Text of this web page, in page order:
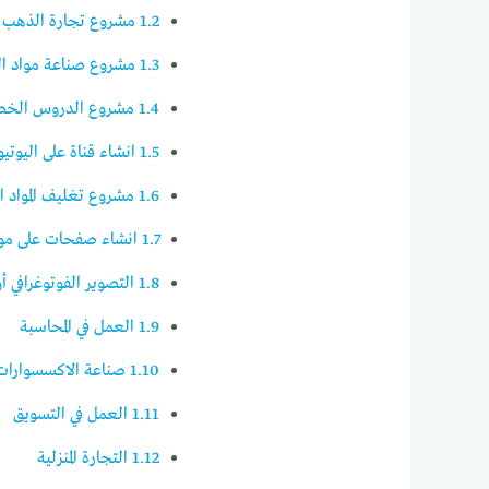
1.2مشروع تجارة الذهب
1.3مشروع صناعة مواد
1.4مشروع الدروس
1.5انشاء قناة على
1.6مشروع تغليف المواد
1.7انشاء صفحات على
1.8التصوير
1.9العمل في المحاسبة
1.10صناعة
1.11العمل في التسويق
1.12التجارة المنزلية